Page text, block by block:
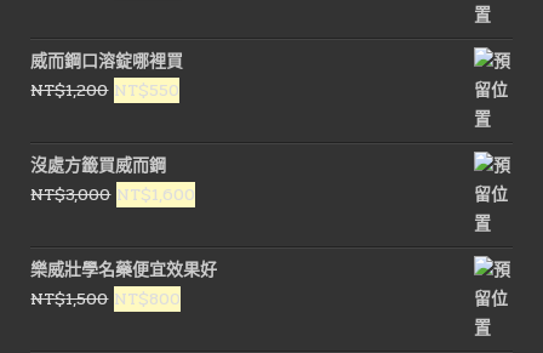
價
格：
NT$1,500。
價
格：
威而鋼口溶錠哪裡買
NT$1,200 原
價
格：
NT$1,200。
NT$550
價
格：
NT$550。
沒處方籤買威而鋼
NT$3,000 原
價
格：
NT$3,000。
NT$1,600
價
格：
樂威壯學名藥便宜效果好
NT$1,500 原
NT$800